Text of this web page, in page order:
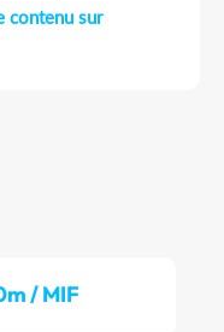
contenu sur
/ MIF